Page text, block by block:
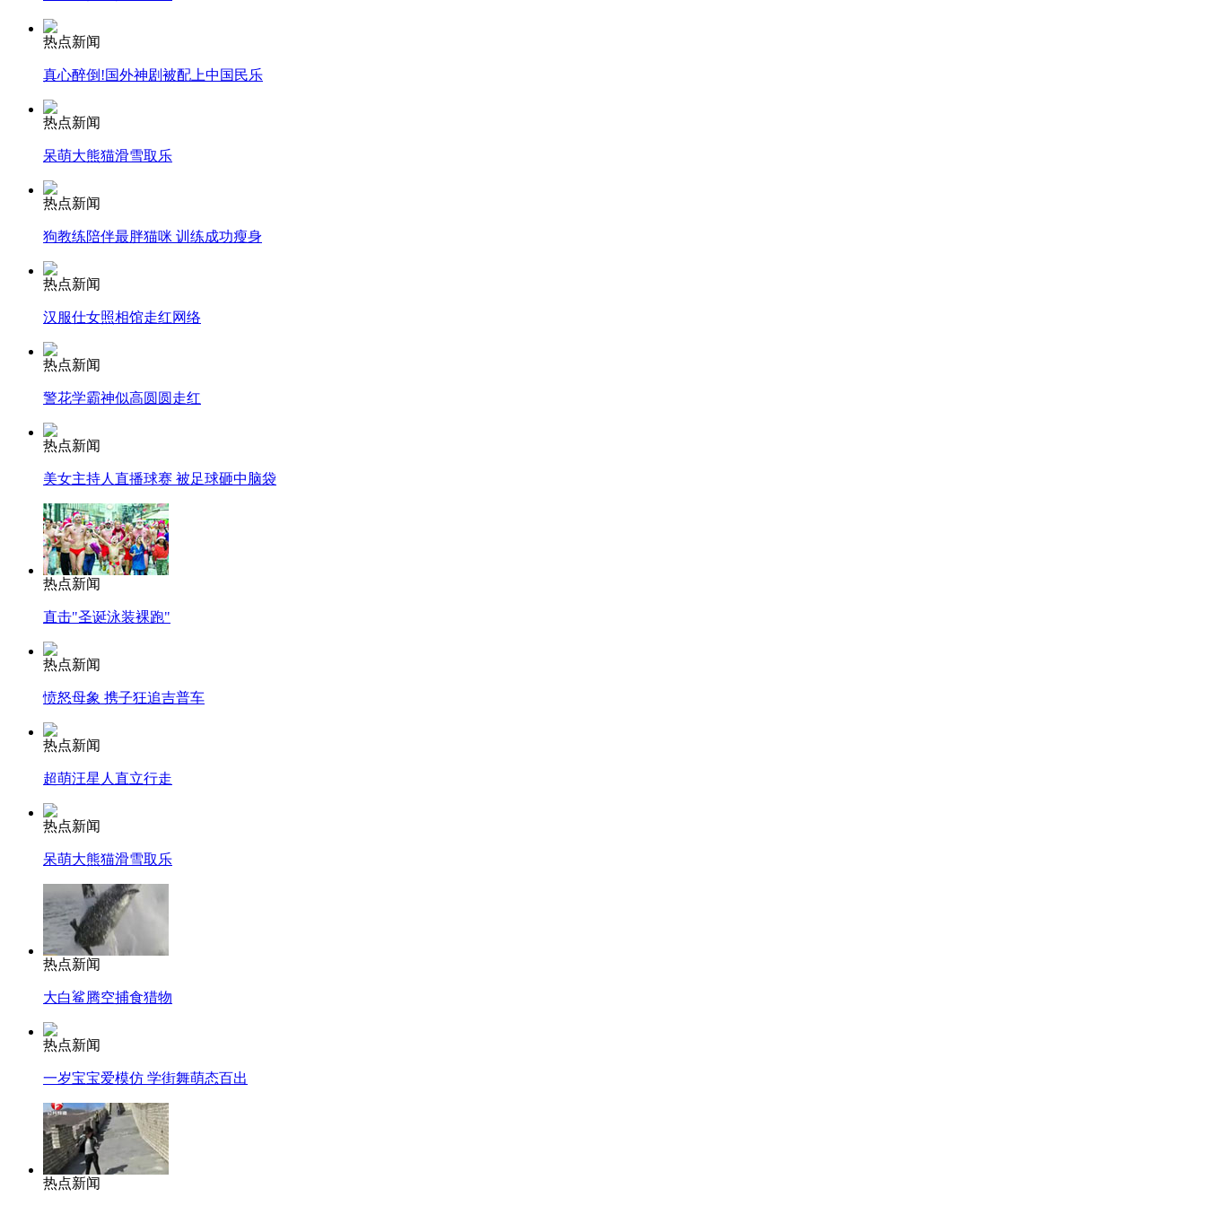
走！跟着总书记去植树
纽约上演“枕头大战”
热点新闻
真心醉倒!国外神剧被配上中国民乐
热点新闻
呆萌大熊猫滑雪取乐
热点新闻
狗教练陪伴最胖猫咪 训练成功瘦身
热点新闻
汉服仕女照相馆走红网络
热点新闻
警花学霸神似高圆圆走红
热点新闻
美女主持人直播球赛 被足球砸中脑袋
热点新闻
直击"圣诞泳装裸跑"
热点新闻
愤怒母象 携子狂追吉普车
热点新闻
超萌汪星人直立行走
热点新闻
呆萌大熊猫滑雪取乐
热点新闻
大白鲨腾空捕食猎物
热点新闻
一岁宝宝爱模仿 学街舞萌态百出
热点新闻